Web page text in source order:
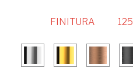
FINITURA